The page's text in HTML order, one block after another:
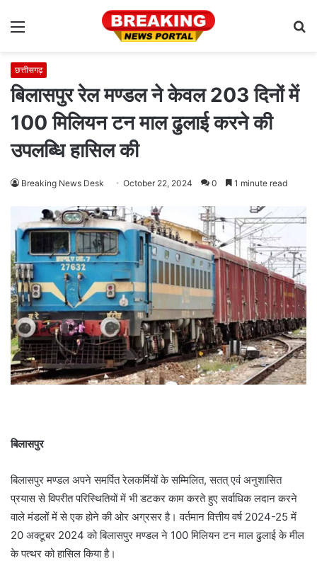
Menu
छत्तीसगढ़
बिलासपुर रेल मण्डल ने केवल 203 दिनों में
100 मिलियन टन माल ढुलाई करने की
उपलब्धि हासिल की
Breaking News Desk October 22, 2024 0 1 minute read
बिलासपुर
बिलासपुर मण्डल अपने समर्पित रेलकर्मियों के सम्मिलित, सतत् एवं अनुशासित
प्रयास से विपरीत परिस्थितियों में भी डटकर काम करते हुए सर्वाधिक लदान करने
वाले मंडलों में से एक होने की ओर अग्रसर है। वर्तमान वित्तीय वर्ष 2024-25 में
20 अक्टूबर 2024 को बिलासपुर मण्डल ने 100 मिलियन टन माल ढुलाई के मील
के पत्थर को हासिल किया है।